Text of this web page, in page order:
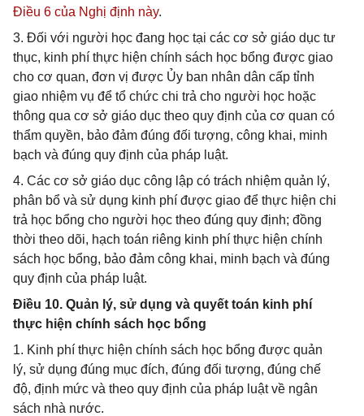
Điều 6 của Nghị định này.
3. Đối với người học đang học tại các cơ sở giáo dục tư
thục, kinh phí thực hiện chính sách học bổng được giao
cho cơ quan, đơn vị được Ủy ban nhân dân cấp tỉnh
giao nhiệm vụ để tổ chức chi trả cho người học hoặc
thông qua cơ sở giáo dục theo quy định của cơ quan có
thẩm quyền, bảo đảm đúng đối tượng, công khai, minh
bạch và đúng quy định của pháp luật.
4. Các cơ sở giáo dục công lập có trách nhiệm quản lý,
phân bổ và sử dụng kinh phí được giao để thực hiện chi
trả học bổng cho người học theo đúng quy định; đồng
thời theo dõi, hạch toán riêng kinh phí thực hiện chính
sách học bổng, bảo đảm công khai, minh bạch và đúng
quy định của pháp luật.
Điều 10. Quản lý, sử dụng và quyết toán kinh phí
thực hiện chính sách học bổng
1. Kinh phí thực hiện chính sách học bổng được quản
lý, sử dụng đúng mục đích, đúng đối tượng, đúng chế
độ, định mức và theo quy định của pháp luật về ngân
sách nhà nước.